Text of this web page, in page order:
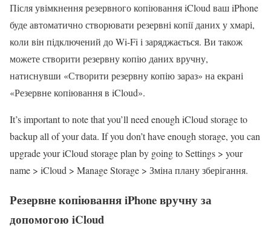
Після увімкнення резервного копіювання iCloud ваш iPhone
буде автоматично створювати резервні копії даних у хмарі,
коли він підключений до Wi-Fi і заряджається. Ви також
можете створити резервну копію даних вручну,
натиснувши «Створити резервну копію зараз» на екрані
«Резервне копіювання в iCloud».
It’s important to note that you’ll need enough iCloud storage to
backup all of your data. If you don’t have enough storage, you can
upgrade your iCloud storage plan by going to Settings > your
name > iCloud > Manage Storage > Зміна плану зберігання.
Резервне копіювання iPhone вручну за
допомогою iCloud